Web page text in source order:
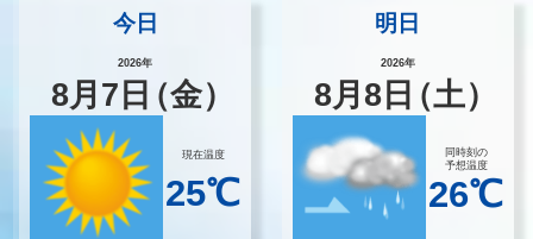
今日
2026年
8月 7 日（金）
現在温度
25℃
明日
2026年
8月8 日（土）
同時刻の
予想温度
26℃